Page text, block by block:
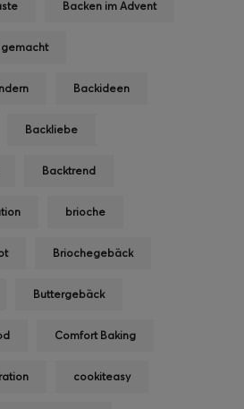
Backen im Advent
Backideen
Backliebe
Backtrend
brioche
Briochegebäck
Buttergebäck
Comfort Baking
cookiteasy